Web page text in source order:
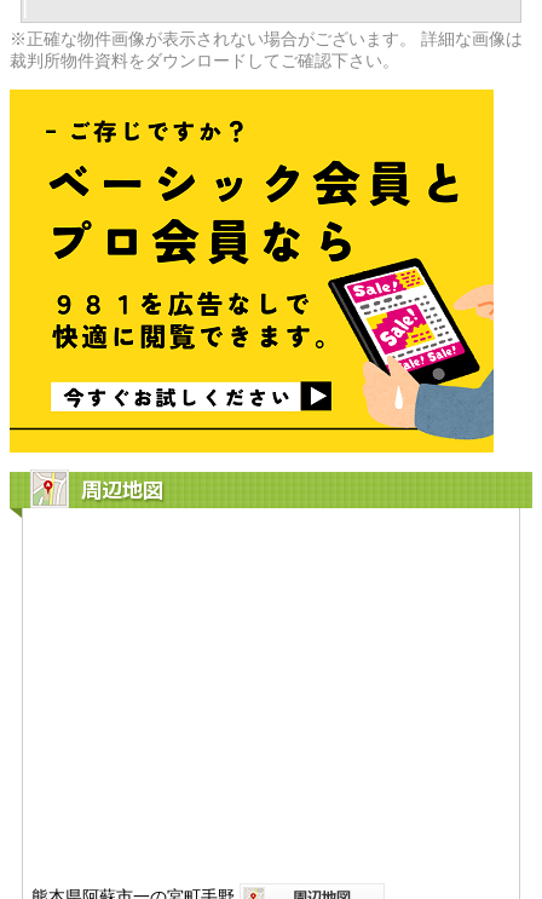
※正確な物件画像が表示されない場合がございます。 詳細な画像は
裁判所物件資料をダウンロードしてご確認下さい。
周辺地図